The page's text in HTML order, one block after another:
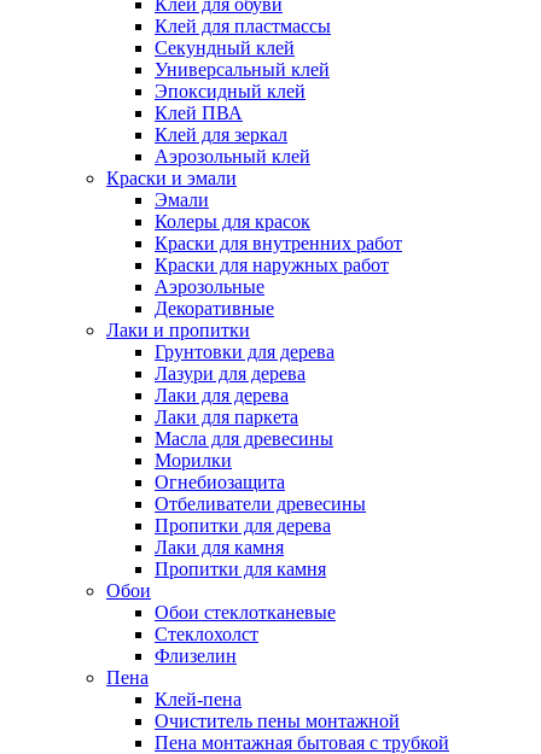
Клей для обуви
Клей для пластмассы
Секундный клей
Универсальный клей
Эпоксидный клей
Клей ПВА
Клей для зеркал
Аэрозольный клей
Краски и эмали
Эмали
Колеры для красок
Краски для внутренних работ
Краски для наружных работ
Аэрозольные
Декоративные
Лаки и пропитки
Грунтовки для дерева
Лазури для дерева
Лаки для дерева
Лаки для паркета
Масла для древесины
Морилки
Огнебиозащита
Отбеливатели древесины
Пропитки для дерева
Лаки для камня
Пропитки для камня
Обои
Обои стеклотканевые
Стеклохолст
Флизелин
Пена
Клей-пена
Очиститель пены монтажной
Пена монтажная бытовая с трубкой